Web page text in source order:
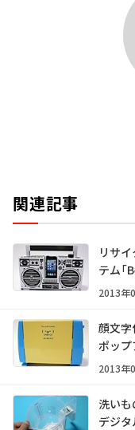
関連記事
リサ
テム「
2013年
顔文字
ポップ
2013年
洗い
デジタ